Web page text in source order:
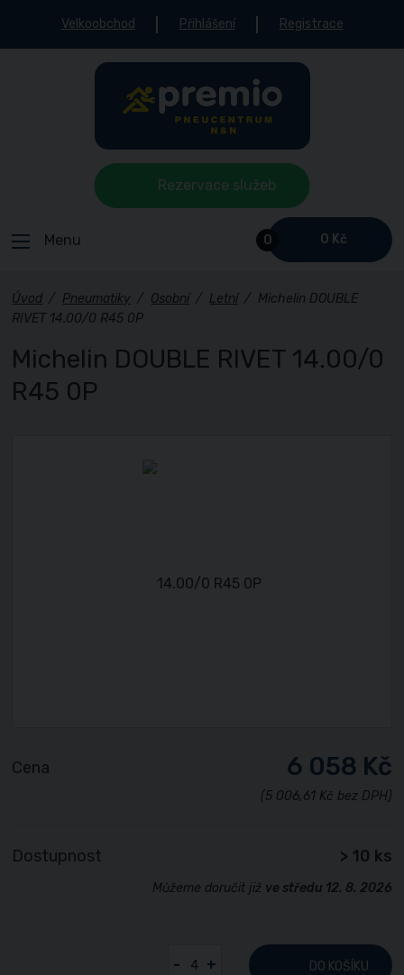
Velkoobchod Přihlášení Registrace
0 0 Kč
Menu
Rezervace služeb
Úvod / Pneumatiky / Osobní / Letní / Michelin DOUBLE
RIVET 14.00/0 R45 0P
Michelin DOUBLE RIVET 14.00/0
R45 0P
Cena 6 058 Kč
(5 006,61 Kč bez DPH)
Dostupnost > 10 ks
Můžeme doručit již ve středu 12. 8. 2026
- + DO KOŠÍKU